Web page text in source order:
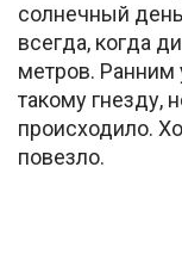
солнечный
всегда, когда
метров.
такому гнезду,
происходило.
повезло.